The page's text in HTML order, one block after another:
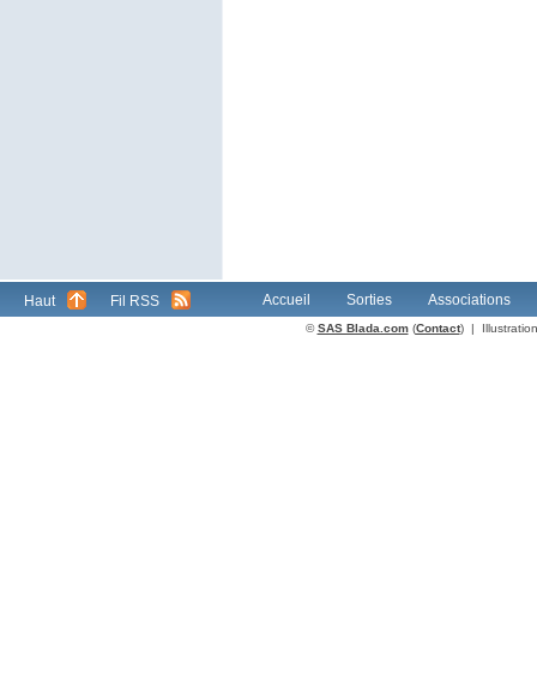
Haut Fil RSS Accueil Sorties Associations
©SAS Blada.com(Contact) |